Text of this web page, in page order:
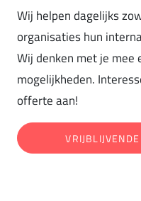
Wij helpen dagelijks
organisaties hun
Wij denken met je mee
mogelijkheden.
offerte aan!